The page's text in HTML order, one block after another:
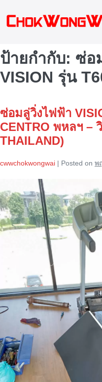
ป้ายกำกับ: ซ่อ
VISION รุ่น
ซ่อมลู่วิ่งไฟฟ้า
CENTRO พหลฯ –
THAILAND)
cwwchokwongwai | Posted on พ
ลู่
วิ่ง
ไฟฟ้า
โครงการ
CENTRO
พหลฯ
วิภาวดี
(AP
THAILAND)